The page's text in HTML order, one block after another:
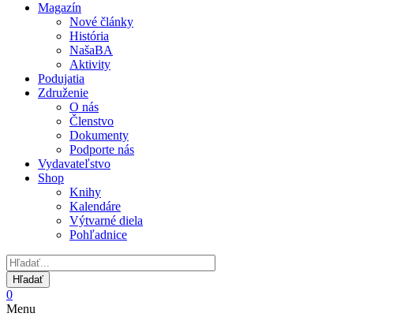
Magazín
Nové články
História
NašaBA
Aktivity
Podujatia
Združenie
O nás
Členstvo
Dokumenty
Podporte nás
Vydavateľstvo
Shop
Knihy
Kalendáre
Výtvarné diela
Pohľadnice
0
Menu